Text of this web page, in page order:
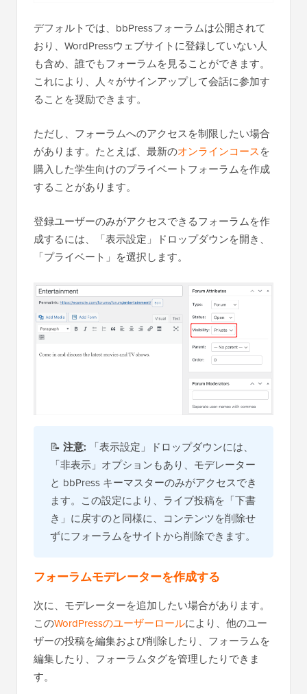
デフォルトでは、bbPressフォーラムは公開されて
おり、WordPressウェブサイトに登録していない人
も含め、誰でもフォーラムを見ることができます。
これにより、人々がサインアップして会話に参加す
ることを奨励できます。
ただし、フォーラムへのアクセスを制限したい場合
があります。たとえば、最新のオンラインコースを
購入した学生向けのプライベートフォーラムを作成
することがあります。
登録ユーザーのみがアクセスできるフォーラムを作
成するには、「表示設定」ドロップダウンを開き、
「プライベート」を選択します。
📝 注意:
「表示設定」ドロップダウンには、
「非表示」オプションもあり、モデレーター
と bbPress キーマスターのみがアクセスでき
ます。この設定により、ライブ投稿を「下書
き」に戻すのと同様に、コンテンツを削除せ
ずにフォーラムをサイトから削除できます。
フォーラムモデレーターを作成する
次に、モデレーターを追加したい場合があります。
このWordPressのユーザーロールにより、他のユー
ザーの投稿を編集および削除したり、フォーラムを
編集したり、フォーラムタグを管理したりできま
す。